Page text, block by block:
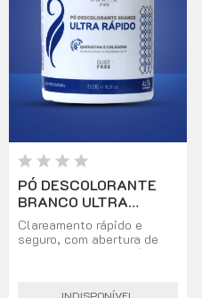
PÓ DESCOLORANTE
BRANCO ULTRA
RAPIDO
Clareamento rápido e
seguro, com abertura de
até 9 tons, com partículas